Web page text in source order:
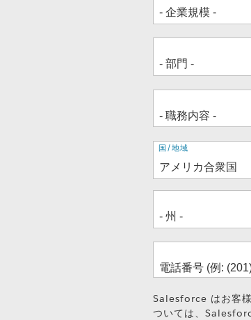
住
所
国/地域
Salesforce はお客
ついては、